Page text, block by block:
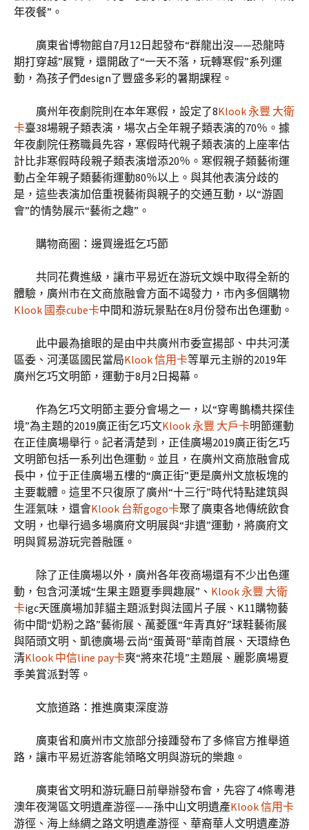
年夜餐”。
廣東省博物館自7月12日起發布“群龍出沒——恐龍時
期打穿越”展覽，還開啟了“一天不落，玩轉寒假”系列運
動，為孩子們design了豐盛多彩的暑期課程。
廣州年夜劇院則在本年寒假，設定了8Klook 永豐 大衛
卡臺38場親子類表演，場次占全年親子類表演的70％。據
年夜劇院任務職員先容，寒假時代親子類表演的上座率估
計比非寒假時段親子類表演增添20％。寒假親子類藝術運
動占全年親子類藝術運動80％以上。與其他表演分歧的
是，這些表演加倍重視藝術與親子的交通互動，以“游園
會”的情勢展示“藝術之趣”。
購物商圈：邊買邊逛乞巧節
共同花費進級，讓市平易近在游玩文娛中取得全新的
體驗，廣州市在文商旅融會方面不竭發力，市內多個購物
Klook 國泰cube卡中間和游玩景點在8月份發布出色運動。
此中最為搶眼的是由中共廣州市委宣揚部、中共河漢
區委、河漢區國民當局Klook 信用卡等單元主辦的2019年
廣州乞巧文明節，運動于8月2日揭幕。
作為乞巧文明節主要分會場之一，以“穿粵鵲橋共探佳
境”為主題的2019廣正街乞巧文Klook 永豐 大戶卡明節運動
在正佳廣場舉行。記者清楚到，正佳廣場2019廣正街乞巧
文明節包括一系列出色運動。並且，在廣州文商旅融會成
長中，位于正佳廣場五樓的“廣正街”更是廣州文旅板塊的
主要載體。這里不只復原了廣州“十三行”時代特點建筑與
生涯氣味，還會Klook 台新gogo卡聚了廣東各地傳統飲食
文明，也舉行過多場廣府文明展與“非遺”運動，將廣府文
明與貿易游玩完善融匯。
除了正佳廣場以外，廣州各年夜商場還有不少出色運
動，包含河漢城“生果主題夏季興趣展”、 Klook 永豐 大衛
卡igc天匯廣場加菲貓主題派對與法國片子展、K11購物藝
術中間“奶粉之路”藝術展、萬菱匯“年青真好”球鞋藝術展
與陌頭文明、凱德廣場·云尚“蛋黃哥”華南首展、天環綠色
清Klook 中信line pay卡爽“將來花境”主題展、麗影廣場夏
季美賞派對等。
文旅道路：推進廣東深度游
廣東省和廣州市文旅部分接踵發布了多條官方推舉道
路，讓市平易近游客能領略文明與游玩的樂趣。
廣東省文明和游玩廳日前舉辦發布會，先容了4條粵港
澳年夜灣區文明遺產游徑——孫中山文明遺產Klook 信用卡
游徑、海上絲綢之路文明遺產游徑、華裔華人文明遺產游